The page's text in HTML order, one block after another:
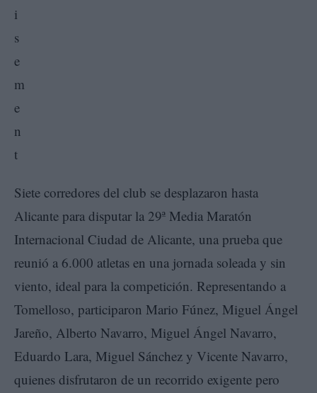
Siete corredores del club se desplazaron hasta
Alicante para disputar la 29ª Media Maratón
Internacional Ciudad de Alicante, una prueba que
reunió a 6.000 atletas en una jornada soleada y sin
viento, ideal para la competición. Representando a
Tomelloso, participaron Mario Fúnez, Miguel Ángel
Jareño, Alberto Navarro, Miguel Ángel Navarro,
Eduardo Lara, Miguel Sánchez y Vicente Navarro,
quienes disfrutaron de un recorrido exigente pero